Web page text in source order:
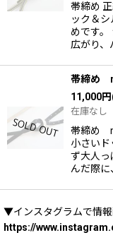
帯締め
ック＆
めです。
広がり、
帯締め
11,000円
在庫なし
帯締め
小さい
ず大人っ
んだ際に
▼インスタグラムで情
https://